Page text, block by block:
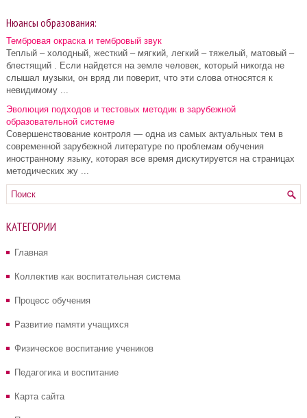
Нюансы образования:
Тембровая окраска и тембровый звук
Теплый – холодный, жесткий – мягкий, легкий – тяжелый, матовый –
блестящий . Если найдется на земле человек, который никогда не
слышал музыки, он вряд ли поверит, что эти слова относятся к
невидимому ...
Эволюция подходов и тестовых методик в зарубежной
образовательной системе
Совершенствование контроля — одна из самых актуальных тем в
современной за­рубежной литературе по проблемам обу­чения
иностранному языку, которая все время дискутируется на страницах
мето­дических жу ...
КАТЕГОРИИ
Главная
Коллектив как воспитательная система
Процесс обучения
Развитие памяти учащихся
Физическое воспитание учеников
Педагогика и воспитание
Карта сайта